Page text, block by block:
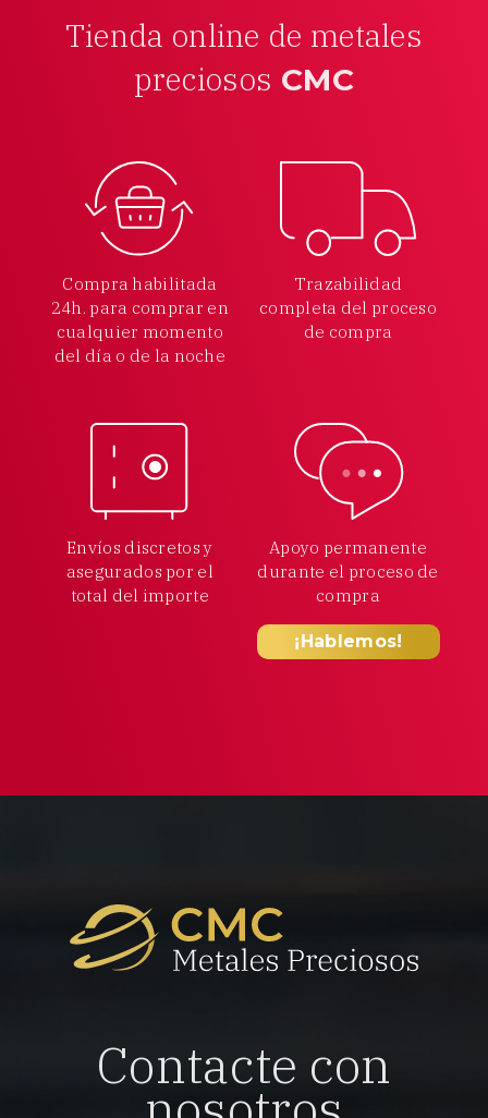
Tienda online de metales
preciosos CMC
Compra habilitada
24h. para comprar en
cualquier momento
del día o de la noche
Trazabilidad
completa del proceso
de compra
Envíos discretos y
asegurados por el
total del importe
Apoyo permanente
durante el proceso de
compra
¡Hablemos!
Contacte con